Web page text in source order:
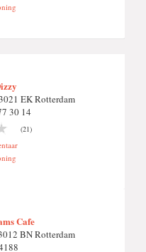
EK Rotterdam
30 14
(21)
Cafe
BN Rotterdam